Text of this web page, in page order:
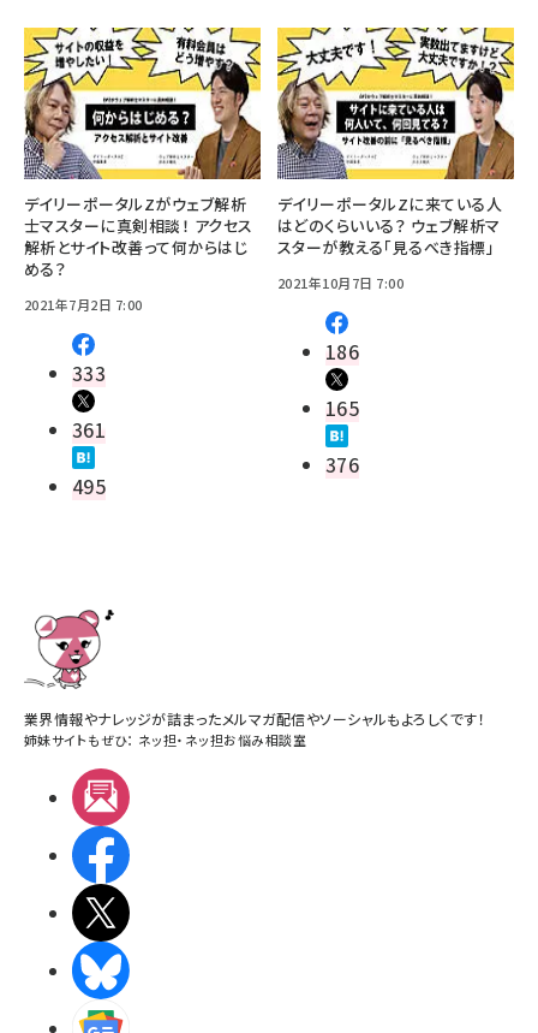
デイリーポータルZがウェブ解析
士マスターに真剣相談！ アクセス
解析とサイト改善って何からはじ
める？
2021年7月2日 7:00
333
361
495
デイリーポータルZに来ている人
はどのくらいいる？ ウェブ解析マ
スターが教える「見るべき指標」
2021年10月7日 7:00
186
165
376
業界情報やナレッジが詰まったメルマガ配信やソーシャルもよろしくです！
姉妹サイトもぜひ： ネッ担・ ネッ担お悩み相談室